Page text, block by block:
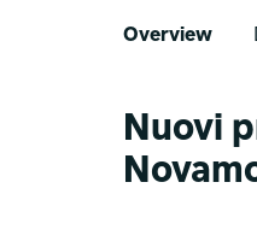
Overview
Nuovi